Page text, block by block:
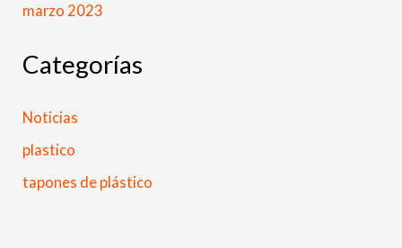
marzo 2023
Categorías
Noticias
plastico
tapones de plástico